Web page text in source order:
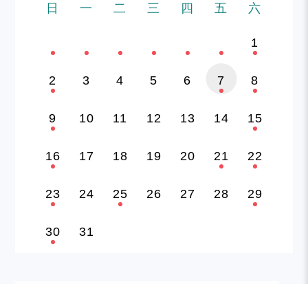
日 一 二 三 四 五 六
1
2 3 4 5 6 7 8
9 10 11 12 13 14 15
16 17 18 19 20 21 22
23 24 25 26 27 28 29
30 31